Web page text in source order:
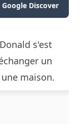
Discover
s'est
un
maison.